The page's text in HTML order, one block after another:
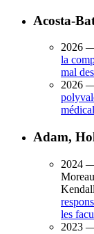
Acosta-
2026
la
mal
2026
Adam,
2024 —
les
2023 —